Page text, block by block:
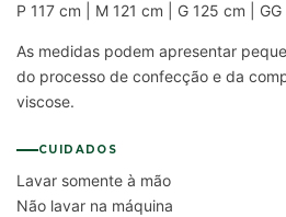
P 117 cm | M 121 cm | G 125 cm |
As medidas podem apresentar
do processo de confecção e da
viscose.
CUIDADOS
Lavar somente à mão
Não lavar na máquina